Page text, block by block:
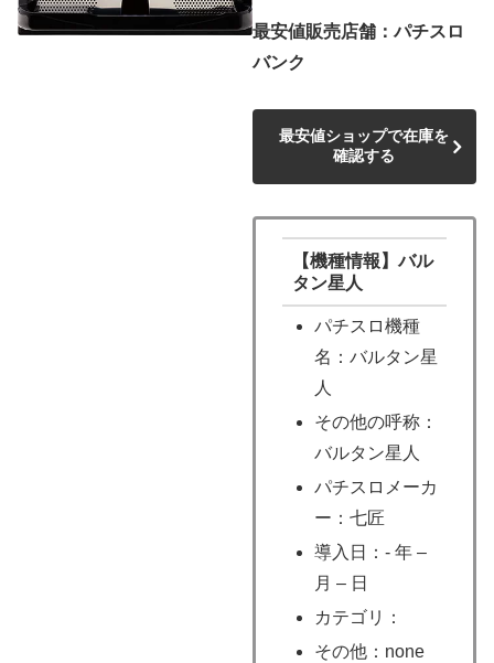
最安値販売店舗：パチスロ
バンク
最安値ショップで在庫を
確認する
【機種情報】バル
タン星人
パチスロ機種
名：バルタン星
人
その他の呼称：
バルタン星人
パチスロメーカ
ー：七匠
導入日：- 年 –
月 – 日
カテゴリ：
その他：none